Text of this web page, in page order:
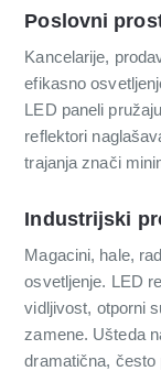
Poslovni
Kancelarije,
efikasno
LED paneli
reflektori
trajanja znači
Industrijski
Magacini, hale,
osvetljenje. LED
vidljivost, otporni
zamene. Ušteda
dramatična, često